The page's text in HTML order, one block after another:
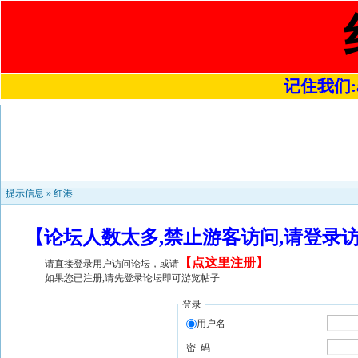
记住我们
提示信息 » 红港
【论坛人数太多,禁止游客访问,请登
请直接登录用户访问论坛，或请 【 点这里注册】
如果您已注册,请先登录论坛即可游览帖子
登录
用户名
密 码